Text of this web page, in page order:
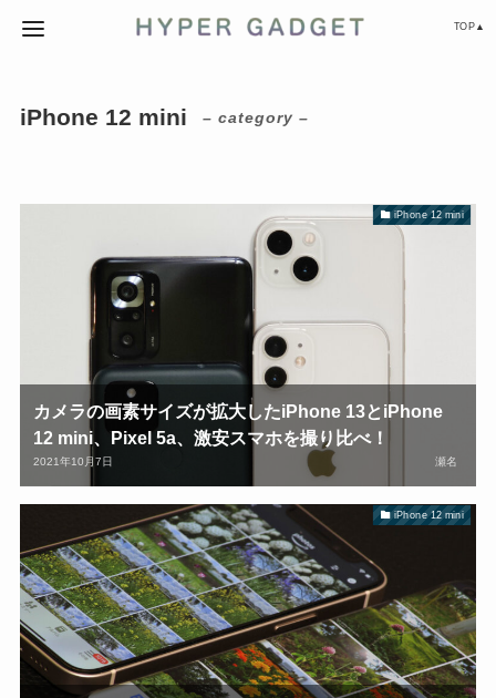
TOP▲
iPhone 12 mini – category –
iPhone 12 mini
カメラの画素サイズが拡大したiPhone 13とiPhone
12 mini、Pixel 5a、激安スマホを撮り比べ！
2021年10月7日 瀬名
iPhone 12 mini